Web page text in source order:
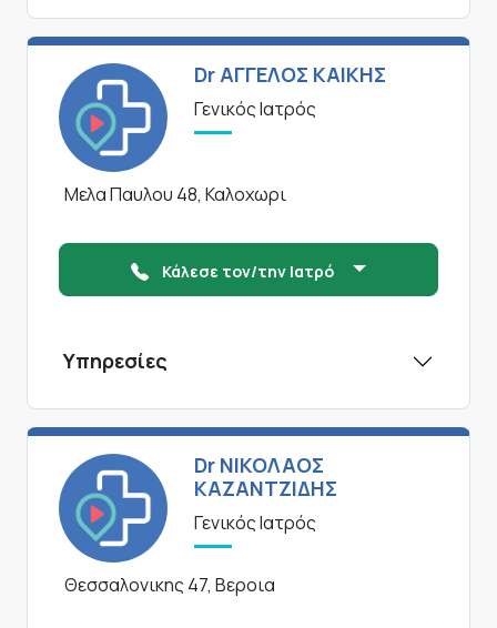
Dr ΑΓΓΕΛΟΣ ΚΑΙΚΗΣ
Γενικός Ιατρός
Μελα Παυλου 48, Καλοχωρι
Κάλεσε τον/την Ιατρό
Υπηρεσίες
Dr ΝΙΚΟΛΑΟΣ
ΚΑΖΑΝΤΖΙΔΗΣ
Γενικός Ιατρός
Θεσσαλονικης 47, Βεροια